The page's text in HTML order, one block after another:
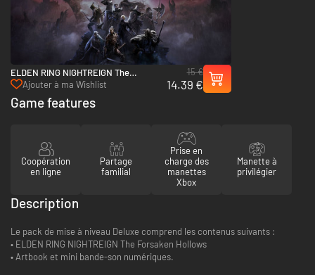
ELDEN RING NIGHTREIGN The
Forsaken Hollows - PC (Steam)
Ajouter à ma Wishlist
15 €
14.39 €
Game features
Coopération
en ligne
Partage
familial
Prise en
charge des
manettes
Xbox
Manette à
privilégier
Description
Le pack de mise à niveau Deluxe comprend les contenus suivants :
• ELDEN RING NIGHTREIGN The Forsaken Hollows
• Artbook et mini bande-son numériques.